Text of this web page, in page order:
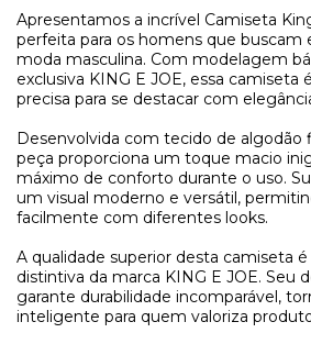
Apresentamos a incrível Camiseta
perfeita para os homens que buscam
moda masculina. Com modelagem
exclusiva KING E JOE, essa camiseta
precisa para se destacar com
Desenvolvida com tecido de algodão
peça proporciona um toque macio
máximo de conforto durante o uso.
um visual moderno e versátil,
facilmente com diferentes looks.
A qualidade superior desta camiseta
distintiva da marca KING E JOE. Seu
garante durabilidade incomparável,
inteligente para quem valoriza